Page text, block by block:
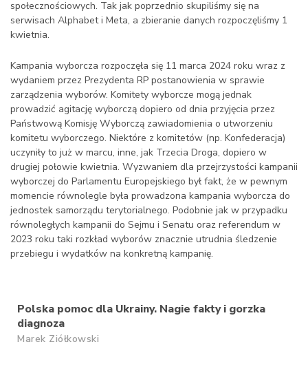
społecznościowych. Tak jak poprzednio skupiliśmy się na
serwisach Alphabet i Meta, a zbieranie danych rozpoczęliśmy 1
kwietnia.
Kampania wyborcza rozpoczęła się 11 marca 2024 roku wraz z
wydaniem przez Prezydenta RP postanowienia w sprawie
zarządzenia wyborów. Komitety wyborcze mogą jednak
prowadzić agitację wyborczą dopiero od dnia przyjęcia przez
Państwową Komisję Wyborczą zawiadomienia o utworzeniu
komitetu wyborczego. Niektóre z komitetów (np. Konfederacja)
uczyniły to już w marcu, inne, jak Trzecia Droga, dopiero w
drugiej połowie kwietnia. Wyzwaniem dla przejrzystości kampanii
wyborczej do Parlamentu Europejskiego był fakt, że w pewnym
momencie równolegle była prowadzona kampania wyborcza do
jednostek samorządu terytorialnego. Podobnie jak w przypadku
równoległych kampanii do Sejmu i Senatu oraz referendum w
2023 roku taki rozkład wyborów znacznie utrudnia śledzenie
przebiegu i wydatków na konkretną kampanię.
Polska pomoc dla Ukrainy. Nagie fakty i gorzka
diagnoza
Marek Ziółkowski